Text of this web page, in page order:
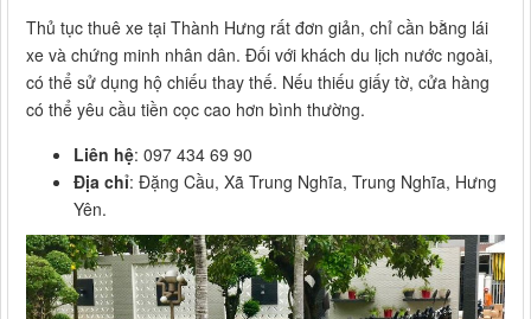
Thủ tục thuê xe tại Thành Hưng rất đơn giản, chỉ cần bằng lái
xe và chứng minh nhân dân. Đối với khách du lịch nước ngoài,
có thể sử dụng hộ chiếu thay thế. Nếu thiếu giấy tờ, cửa hàng
có thể yêu cầu tiền cọc cao hơn bình thường.
Liên hệ: 097 434 69 90
Địa chỉ: Đặng Cầu, Xã Trung Nghĩa, Trung Nghĩa, Hưng
Yên.